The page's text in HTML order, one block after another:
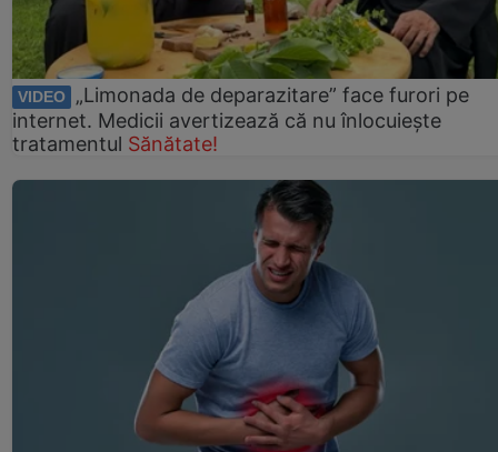
VIDEO
„Limonada de deparazitare” face furori pe
internet. Medicii avertizează că nu înlocuiește
tratamentul Sănătate!